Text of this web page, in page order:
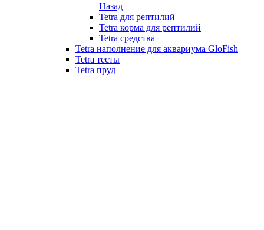
Назад
Tetra для рептилий
Tetra корма для рептилий
Tetra средства
Tetra наполнение для аквариума GloFish
Tetra тесты
Tetra пруд